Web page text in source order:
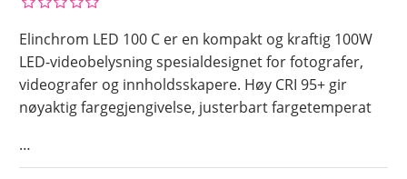
Elinchrom LED 100 C er en kompakt og kraftig 100W
LED-videobelysning spesialdesignet for fotografer,
videografer og innholdsskapere. Høy CRI 95+ gir
nøyaktig fargegjengivelse, justerbart fargetemperat
…